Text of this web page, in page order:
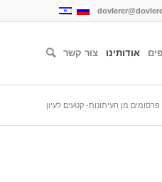
אודותינו צור קשר
פרסומים מן העיתונות- קטעים לעיון